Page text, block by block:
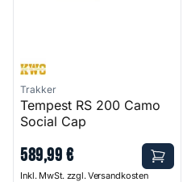
Trakker
Tempest RS 200 Camo
Social Cap
589,99€
Inkl. MwSt. zzgl. Versandkosten